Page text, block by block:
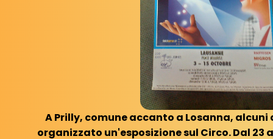
A Prilly, comune accanto a Losanna,
organizzato un'esposizione sul Circo. Dal 23